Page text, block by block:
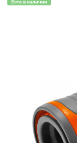
Есть в наличии